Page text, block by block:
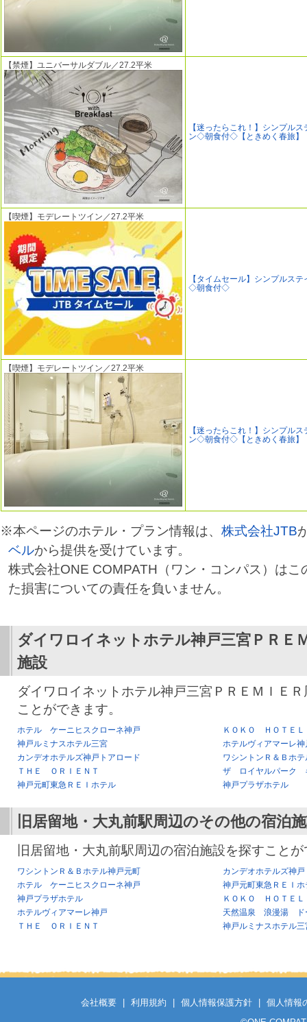
【禁煙】ユニバーサルダブル／27.2平米
【迷ったらこれ！】シンプルス
ン◇朝食付◇【ときめく春旅】
【喫煙】モデレートツイン／27.2平米
【タイムセール】シンプルステ
◇朝食付◇
【喫煙】モデレートツイン／27.2平米
【迷ったらこれ！】シンプルス
ン◇朝食付◇【ときめく春旅】
※本ページのホテル・プラン情報は、 株式会社JTB
ベルから提供を受けています。
株式会社ONE COMPATH（ワン・コンパス）はこ
た損害についての責任を負いません。
ダイワロイネットホテル神戸三宮ＰＲＥ
施設
ダイワロイネットホテル神戸三宮ＰＲＥＭＩＥ
ことができます。
ホテル ケーニヒスクローネ神戸
ＫＯＫＯ ＨＯＴＥ
神戸ルミナスホテル三宮
ホテルヴィアマーレ神
カンデオホテルズ神戸トアロード
ワシントンＲ＆Ｂホ
ＴＨＥ ＯＲＩＥＮＴ
ザ ロイヤルパーク
神戸元町東急ＲＥＩホテル
神戸プラザホテル
旧居留地・大丸前駅周辺のその他の宿泊
旧居留地・大丸前駅周辺の宿泊施設を探すこと
ワシントンＲ＆Ｂホテル神戸元町
カンデオホテルズ神
ホテル ケーニヒスクローネ神戸
神戸元町東急ＲＥＩホ
神戸プラザホテル
ＫＯＫＯ ＨＯＴＥ
ホテルヴィアマーレ神戸
天然温泉 浪漫湯 ド
ＴＨＥ ＯＲＩＥＮＴ
神戸ルミナスホテル三
会社概要 利用規約 個人情報保護方針
個人情報